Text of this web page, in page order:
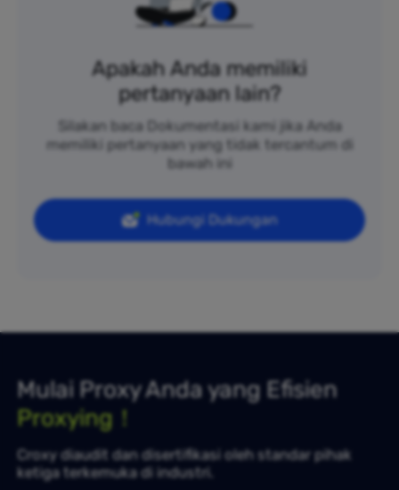
Apakah Anda memiliki
pertanyaan lain?
Silakan baca Dokumentasi kami jika Anda
memiliki pertanyaan yang tidak tercantum di
bawah ini
Hubungi Dukungan
Mulai Proxy Anda yang Efisien
Proxying！
Croxy diaudit dan disertifikasi oleh standar pihak
ketiga terkemuka di industri.